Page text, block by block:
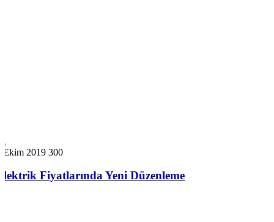
Ekim 2019 300
Fiyatlarında Yeni Düzenleme